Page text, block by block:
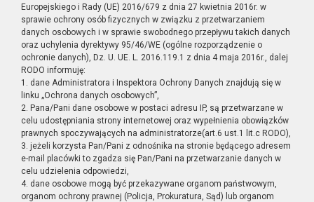
Europejskiego i Rady (UE) 2016/679 z dnia 27 kwietnia 2016r. w
sprawie ochrony osób fizycznych w związku z przetwarzaniem
danych osobowych i w sprawie swobodnego przepływu takich danych
oraz uchylenia dyrektywy 95/46/WE (ogólne rozporządzenie o
ochronie danych), Dz. U. UE. L. 2016.119.1 z dnia 4 maja 2016r., dalej
RODO informuję:
1. dane Administratora i Inspektora Ochrony Danych znajdują się w
linku „Ochrona danych osobowych”,
2. Pana/Pani dane osobowe w postaci adresu IP, są przetwarzane w
celu udostępniania strony internetowej oraz wypełnienia obowiązków
prawnych spoczywających na administratorze(art.6 ust.1 lit.c RODO),
3. jeżeli korzysta Pan/Pani z odnośnika na stronie będącego adresem
e-mail placówki to zgadza się Pan/Pani na przetwarzanie danych w
celu udzielenia odpowiedzi,
4. dane osobowe mogą być przekazywane organom państwowym,
organom ochrony prawnej (Policja, Prokuratura, Sąd) lub organom